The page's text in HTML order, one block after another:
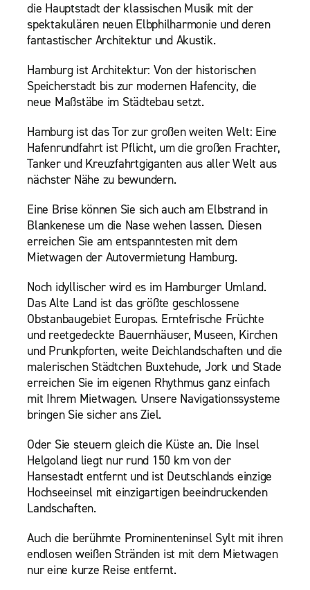
die Hauptstadt der klassischen Musik mit der
spektakulären neuen Elbphilharmonie und deren
fantastischer Architektur und Akustik.
Hamburg ist Architektur: Von der historischen
Speicherstadt bis zur modernen Hafencity, die
neue Maßstäbe im Städtebau setzt.
Hamburg ist das Tor zur großen weiten Welt: Eine
Hafenrundfahrt ist Pflicht, um die großen Frachter,
Tanker und Kreuzfahrtgiganten aus aller Welt aus
nächster Nähe zu bewundern.
Eine Brise können Sie sich auch am Elbstrand in
Blankenese um die Nase wehen lassen. Diesen
erreichen Sie am entspanntesten mit dem
Mietwagen der Autovermietung Hamburg.
Noch idyllischer wird es im Hamburger Umland.
Das Alte Land ist das größte geschlossene
Obstanbaugebiet Europas. Erntefrische Früchte
und reetgedeckte Bauernhäuser, Museen, Kirchen
und Prunkpforten, weite Deichlandschaften und die
malerischen Städtchen Buxtehude, Jork und Stade
erreichen Sie im eigenen Rhythmus ganz einfach
mit Ihrem Mietwagen. Unsere Navigationssysteme
bringen Sie sicher ans Ziel.
Oder Sie steuern gleich die Küste an. Die Insel
Helgoland liegt nur rund 150 km von der
Hansestadt entfernt und ist Deutschlands einzige
Hochseeinsel mit einzigartigen beeindruckenden
Landschaften.
Auch die berühmte Prominenteninsel Sylt mit ihren
endlosen weißen Stränden ist mit dem Mietwagen
nur eine kurze Reise entfernt.